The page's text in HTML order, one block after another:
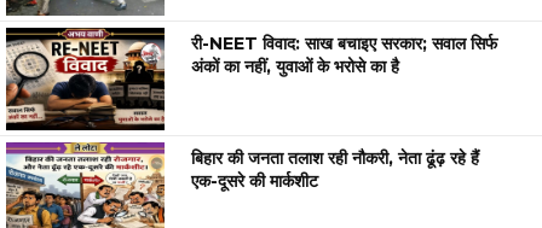
री-NEET विवाद: साख बचाइए सरकार; सवाल सिर्फ
अंकों का नहीं, युवाओं के भरोसे का है
बिहार की जनता तलाश रही नौकरी, नेता ढूंढ़ रहे हैं
एक-दूसरे की मार्कशीट